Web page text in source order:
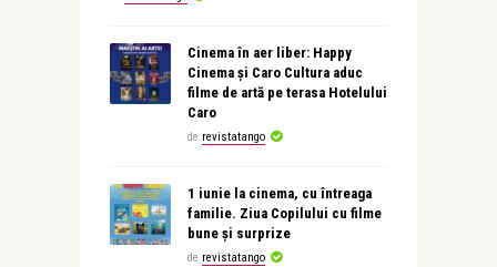
Cinema în aer liber: Happy
Cinema și Caro Cultura aduc
filme de artă pe terasa Hotelului
Caro
de revistatango
1 iunie la cinema, cu întreaga
familie. Ziua Copilului cu filme
bune și surprize
de revistatango